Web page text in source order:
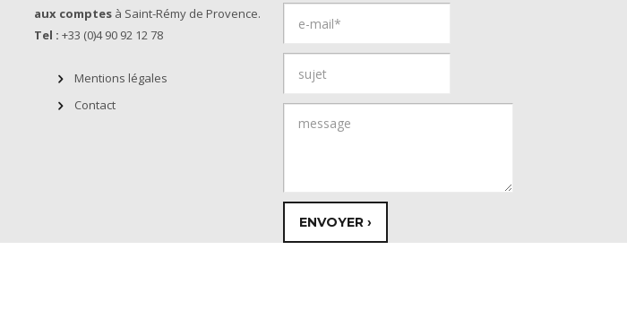
aux comptes à Saint-Rémy de Provence.
Tel : +33 (0)4 90 92 12 78
Mentions légales
Contact